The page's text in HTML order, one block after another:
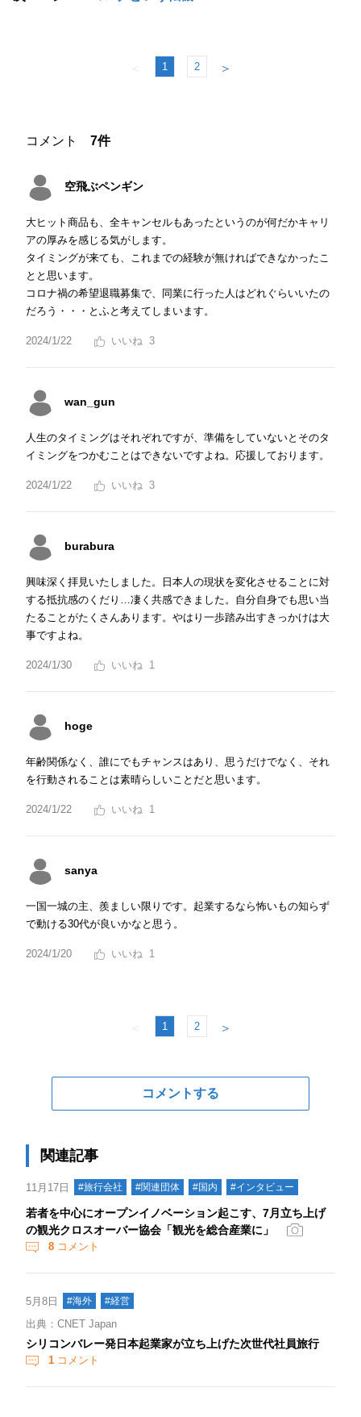
＜ 1 2 ＞
コメント 7件
空飛ぶペンギン
大ヒット商品も、全キャンセルもあったというのが何だかキャリ
アの厚みを感じる気がします。
タイミングが来ても、これまでの経験が無ければできなかったこ
とと思います。
コロナ禍の希望退職募集で、同業に行った人はどれぐらいいたの
だろう・・・とふと考えてしまいます。
2024/1/22 3
wan_gun
人生のタイミングはそれぞれですが、準備をしていないとそのタ
イミングをつかむことはできないですよね。応援しております。
2024/1/22 3
burabura
興味深く拝見いたしました。日本人の現状を変化させることに対
する抵抗感のくだり…凄く共感できました。自分自身でも思い当
たることがたくさんあります。やはり一歩踏み出すきっかけは大
事ですよね。
2024/1/30 1
hoge
年齢関係なく、誰にでもチャンスはあり、思うだけでなく、それ
を行動されることは素晴らしいことだと思います。
2024/1/22 1
sanya
一国一城の主、羨ましい限りです。起業するなら怖いもの知らず
で動ける30代が良いかなと思う。
2024/1/20 1
＜ 1 2 ＞
コメントする
関連記事
11月17日 #旅行会社 #関連団体 #国内 #インタビュー
若者を中⼼にオープンイノベーション起こす、7月立ち上げ
の観光クロスオーバー協会「観光を総合産業に」
8 コメント
5月8日 #海外 #経営
出典：CNET Japan
シリコンバレー発日本起業家が立ち上げた次世代社員旅行
1 コメント